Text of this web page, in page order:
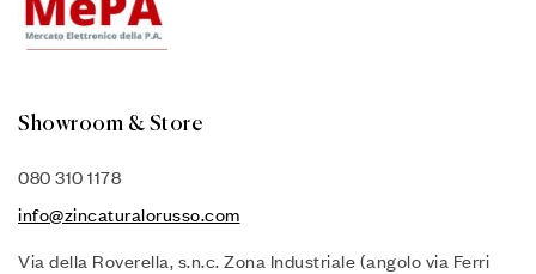
Showroom & Store
080 310 1178
info@zincaturalorusso.com
Via della Roverella, s.n.c. Zona Industriale (angolo via Ferri